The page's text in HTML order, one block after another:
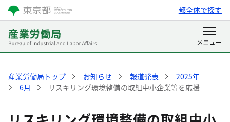
都全体で探す
産業労働局トップ お知らせ 報道発表
2025年
6月
リスキリング環境整備の取組中小企業等を応援